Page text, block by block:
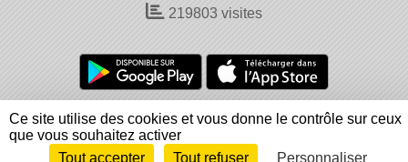
219803 visites
Charte cookies
Gestion des cookies
Informations légales
Signaler un contenu inapproprié
Envie de participer ?
Ce site utilise des cookies et vous donne le contrôle sur ceux
que vous souhaitez activer
Tout accepter
Tout refuser Personnaliser